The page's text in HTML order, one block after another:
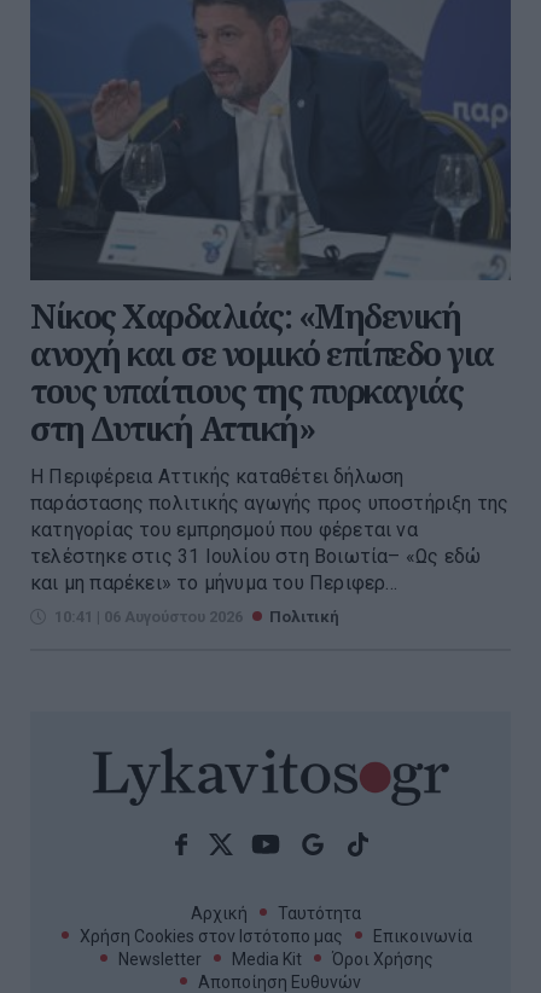
Νίκος Χαρδαλιάς: «Μηδενική
ανοχή και σε νομικό επίπεδο για
τους υπαίτιους της πυρκαγιάς
στη Δυτική Αττική»
Η Περιφέρεια Αττικής καταθέτει δήλωση
παράστασης πολιτικής αγωγής προς υποστήριξη της
κατηγορίας του εμπρησμού που φέρεται να
τελέστηκε στις 31 Ιουλίου στη Βοιωτία– «Ως εδώ
και μη παρέκει» το μήνυμα του Περιφερ...
10:41 | 06 Αυγούστου 2026 Πολιτική
Αρχική
Ταυτότητα
Χρήση Cookies στον Ιστότοπο μας
Επικοινωνία
Newsletter
Media Kit
Όροι Χρήσης
Αποποίηση Ευθυνών